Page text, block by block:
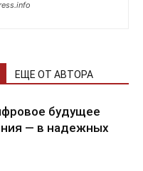
ЕЩЕ ОТ АВТОРА
будущее
— в надежных